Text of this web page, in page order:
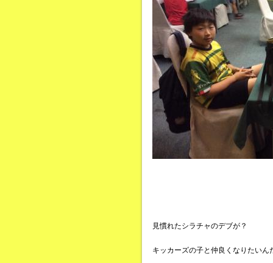
見慣れたシラチャのデブが？
キッカーズの子と仲良くなりたいん